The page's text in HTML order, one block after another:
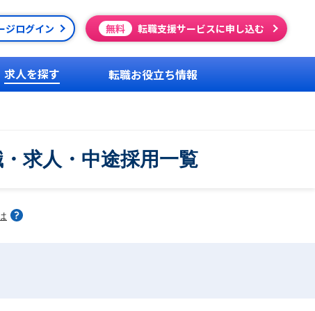
ジログイン 無料 転職支援サービスに申し込む
求人を探す 転職お役立ち情報
求人・中途採用一覧